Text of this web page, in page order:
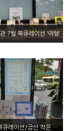
7월 북큐레이션 '여행'
취미의 계절 - 북큐레이션/금산 작은 도서관